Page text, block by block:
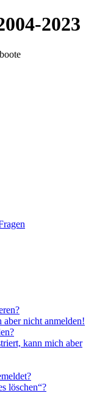
2023
nicht anmelden!
kann mich aber
löschen“?